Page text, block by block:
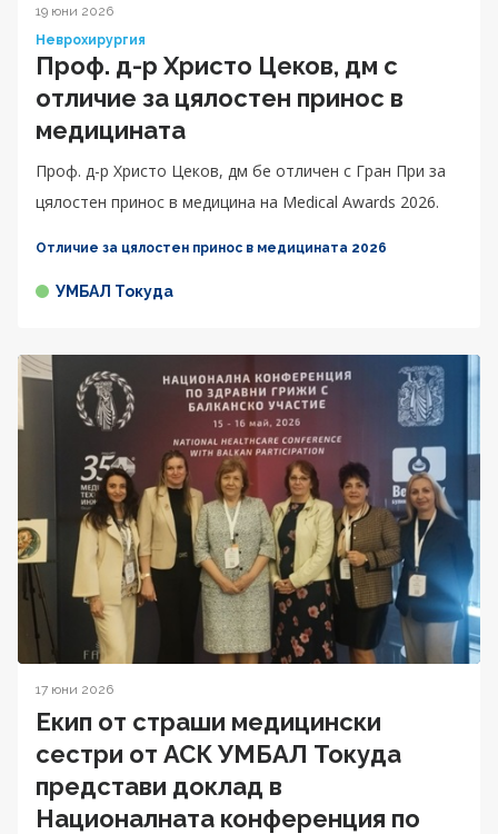
19 юни 2026
Неврохирургия
Проф. д-р Христо Цеков, дм с
отличие за цялостен принос в
медицината
Проф. д-р Христо Цеков, дм бе отличен с Гран При за
цялостен принос в медицина на Medical Awards 2026.
Отличие за цялостен принос в медицината 2026
УМБАЛ Токуда
17 юни 2026
Екип от страши медицински
сестри от АСК УМБАЛ Токуда
представи доклад в
Националната конференция по